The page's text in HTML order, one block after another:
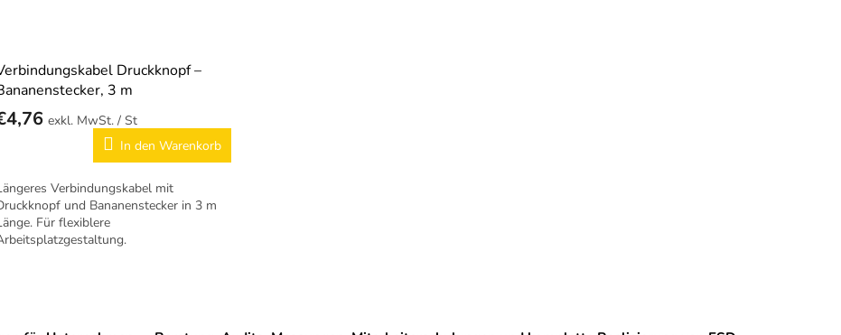
Druckknopf –
3 m
/ St
In den Warenkorb
Verbindungskabel mit
und Bananenstecker in 3 m
Für flexiblere